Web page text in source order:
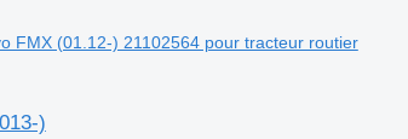
FMX (01.12-) 21102564 pour tracteur routier
)